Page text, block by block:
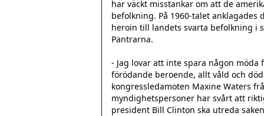
har väckt misstankar om att de
befolkning. På 1960-talet
heroin till landets svarta befolkning i
Pantrarna.
- Jag lovar att inte spara någon
förödande beroende, allt våld och
kongressledamoten Maxine Waters
myndighetspersoner har svårt att
president Bill Clinton ska utreda